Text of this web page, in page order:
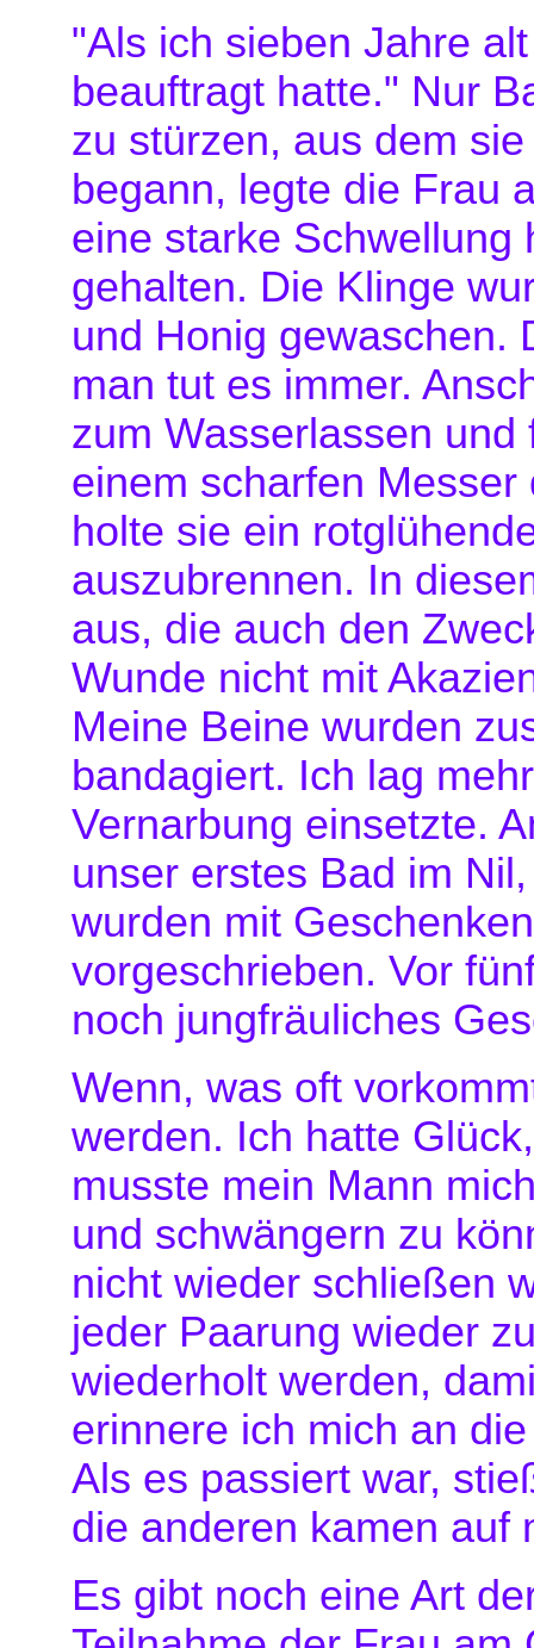
"Als ich sieben Jahre
beauftragt hatte." Nur
zu stürzen, aus dem
begann, legte die Frau
eine starke Schwellung
gehalten. Die Klinge
und Honig gewaschen.
man tut es immer.
zum Wasserlassen
einem scharfen
holte sie ein
auszubrennen. In
aus, die auch den
Wunde nicht mit
Meine Beine wurden
bandagiert. Ich lag
Vernarbung einsetzte.
unser erstes Bad im
wurden mit
vorgeschrieben. Vor
noch jungfräuliches
Wenn, was oft
werden. Ich hatte
musste mein Mann
und schwängern zu
nicht wieder schließen
jeder Paarung wieder
wiederholt werden,
erinnere ich mich an
Als es passiert war,
die anderen kamen auf
Es gibt noch eine Art